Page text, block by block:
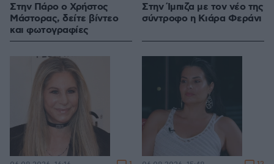
Στην Πάρο ο Χρήστος
Μάστορας, δείτε βίντεο
και φωτογραφίες
Στην Ίμπιζα με τον νέο της
σύντροφο η Κιάρα Φεράνι